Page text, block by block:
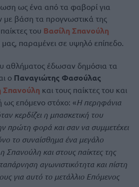
ως ένα από τα φαβορί για
με βάση τα προγνωστικά της
του Βασίλη Σπανούλη
παραμένει σε υψηλό επίπεδο.
αθλήματος έδωσαν δημόσια τα
ο Παναγιώτης Φασούλας
Σπανούλη και τους παίκτες του και
επόμενο στόχο: «Η περηφάνια
κερδίζει η μπασκετική του
πρώτη φορά και σαν να συμμετέχει
το συναίσθημα ένα μεγάλο
Σπανούλη και στους παίκτες της
αγωνιστικότητα και πίστη
για αυτό το μετάλλιο Επόμενος